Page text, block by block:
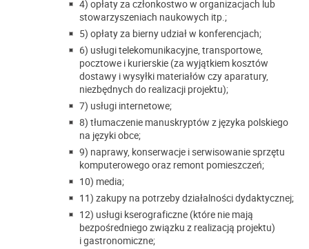
4) opłaty za członkostwo w organizacjach lub
stowarzyszeniach naukowych itp.;
5) opłaty za bierny udział w konferencjach;
6) usługi telekomunikacyjne, transportowe,
pocztowe i kurierskie (za wyjątkiem kosztów
dostawy i wysyłki materiałów czy aparatury,
niezbędnych do realizacji projektu);
7) usługi internetowe;
8) tłumaczenie manuskryptów z języka polskiego
na języki obce;
9) naprawy, konserwacje i serwisowanie sprzętu
komputerowego oraz remont pomieszczeń;
10) media;
11) zakupy na potrzeby działalności dydaktycznej;
12) usługi kserograficzne (które nie mają
bezpośredniego związku z realizacją projektu)
i gastronomiczne;